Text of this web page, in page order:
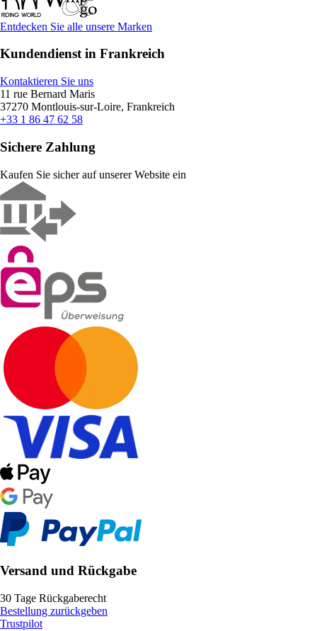
Entdecken Sie alle unsere Marken
Kundendienst in Frankreich
Kontaktieren Sie uns
11 rue Bernard Maris
37270 Montlouis-sur-Loire, Frankreich
+33 1 86 47 62 58
Sichere Zahlung
Kaufen Sie sicher auf unserer Website ein
Versand und Rückgabe
30 Tage Rückgaberecht
Bestellung zurückgeben
Trustpilot